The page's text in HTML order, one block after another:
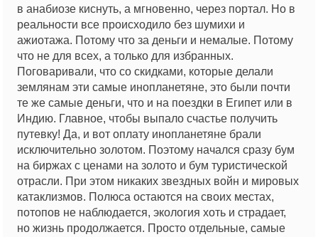
в анабиозе киснуть, а мгновенно, через портал. Но в
реальности все происходило без шумихи и
ажиотажа. Потому что за деньги и немалые. Потому
что не для всех, а только для избранных.
Поговаривали, что со скидками, которые делали
землянам эти самые инопланетяне, это были почти
те же самые деньги, что и на поездки в Египет или в
Индию. Главное, чтобы выпало счастье получить
путевку! Да, и вот оплату инопланетяне брали
исключительно золотом. Поэтому начался сразу бум
на биржах с ценами на золото и бум туристической
отрасли. При этом никаких звездных войн и мировых
катаклизмов. Полюса остаются на своих местах,
потопов не наблюдается, экология хоть и страдает,
но жизнь продолжается. Просто отдельные, самые